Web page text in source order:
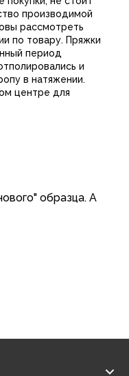
производимой
рассмотреть
по товару. Пряжки
период
и
в натяжении.
центре для
образца. А